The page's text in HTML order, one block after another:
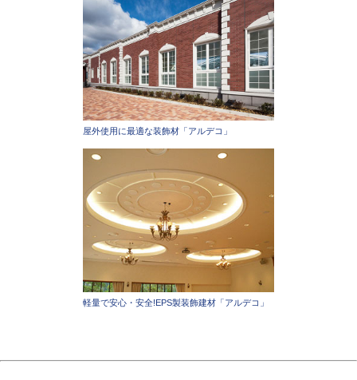
屋外使用に最適な装飾材「アルデコ」
軽量で安心・安全!EPS製装飾建材「アルデコ」